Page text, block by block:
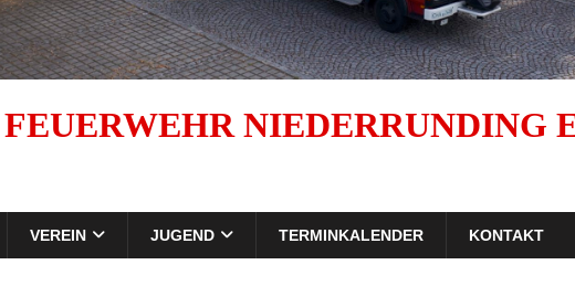
NIEDERRUNDING
VEREIN JUGEND TERMINKALENDER KONTAKT